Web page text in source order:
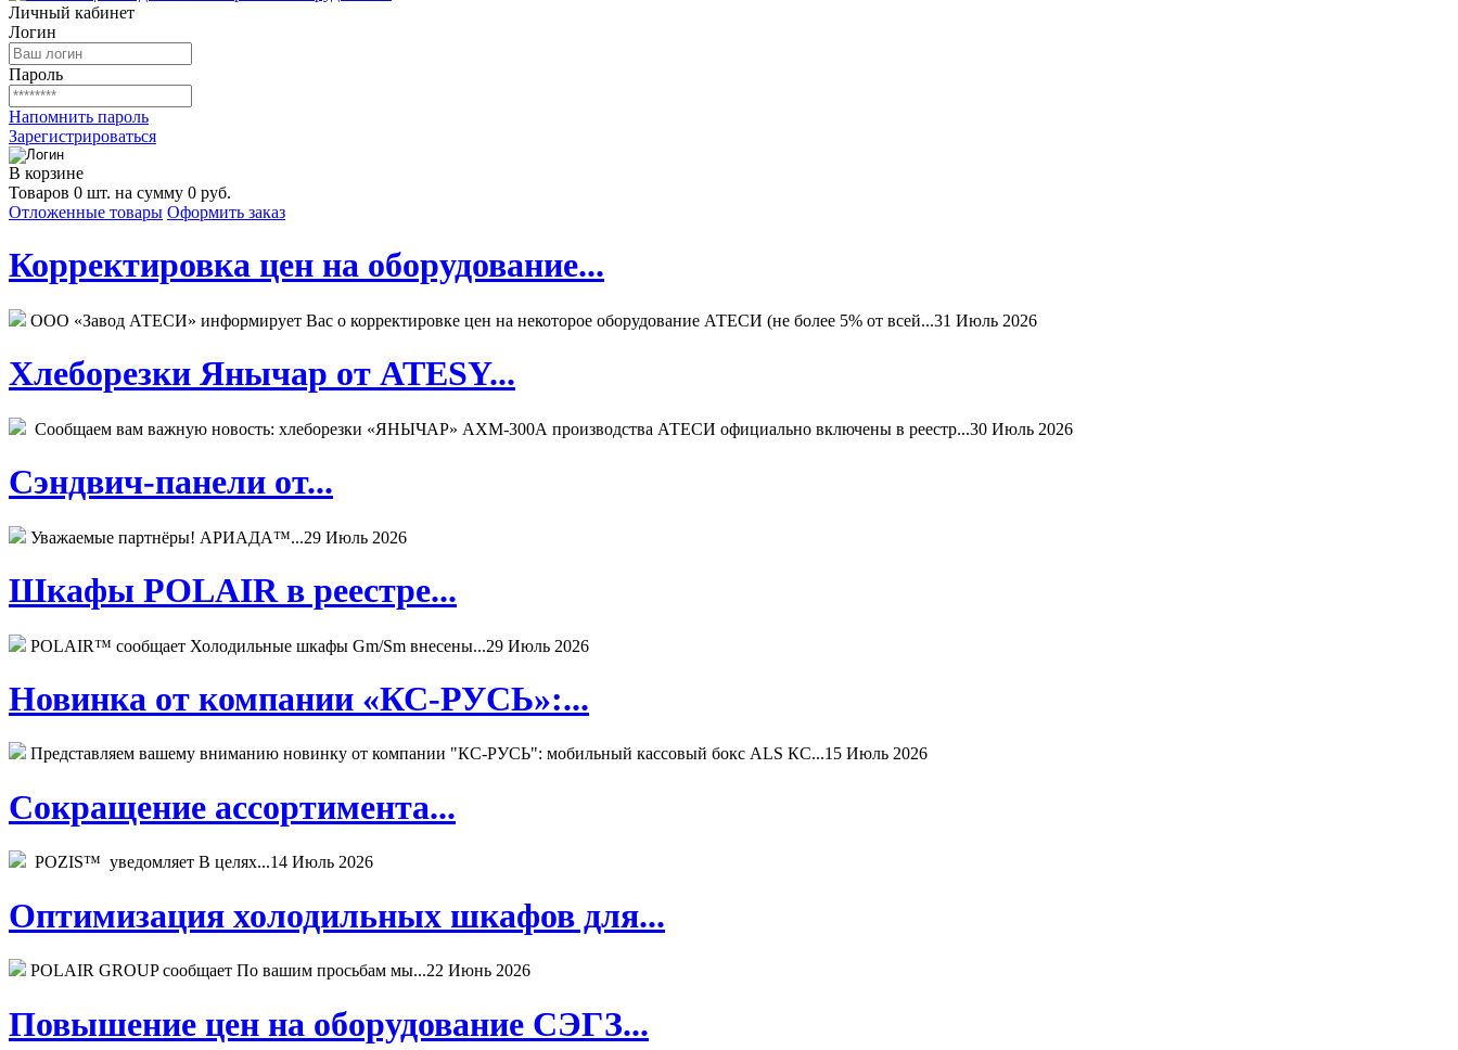
Личный кабинет
Логин
Пароль
Напомнить пароль
Зарегистрироваться
В корзине
Товаров 0 шт. на сумму 0 руб.
Отложенные товары Оформить заказ
Корректировка цен на оборудование...
ООО «Завод АТЕСИ» информирует Вас о корректировке цен на некоторое оборудование АТЕСИ (не более 5% от всей...31 Июль 2026
Хлеборезки Янычар от ATESY...
Сообщаем вам важную новость: хлеборезки «ЯНЫЧАР» АХМ-300А производства АТЕСИ официально включены в реестр...30 Июль 2026
Сэндвич-панели от...
Уважаемые партнёры! АРИАДА™...29 Июль 2026
Шкафы POLAIR в реестре...
POLAIR™ сообщает Холодильные шкафы Gm/Sm внесены...29 Июль 2026
Новинка от компании «КС-РУСЬ»:...
Представляем вашему вниманию новинку от компании "КС-РУСЬ": мобильный кассовый бокс ALS КС...15 Июль 2026
Сокращение ассортимента...
POZIS™ уведомляет В целях...14 Июль 2026
Оптимизация холодильных шкафов для...
POLAIR GROUP сообщает По вашим просьбам мы...22 Июнь 2026
Повышение цен на оборудование СЭГЗ...